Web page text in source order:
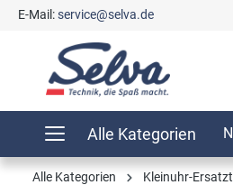
Zur Hauptnavigation springen
E-Mail:service@selva.de
Alle Kategorien
Alle Kategorien Kleinuhr-